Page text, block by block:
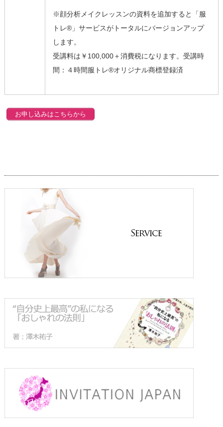
※顔分析メイクレッスンの資料を追加すると「服
トレ®」サービスがトータルにバージョンアップ
します。
受講料は￥100,000＋消費税になります。受講時
間：４時間服トレ®オリジナル商標登録済
お申し込みはこちらから